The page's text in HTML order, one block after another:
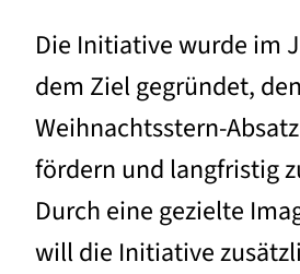
Die Initiative wurde im
dem Ziel gegründet, den
Weihnachtsstern-
fördern und langfristig
Durch eine gezielte
will die Initiative